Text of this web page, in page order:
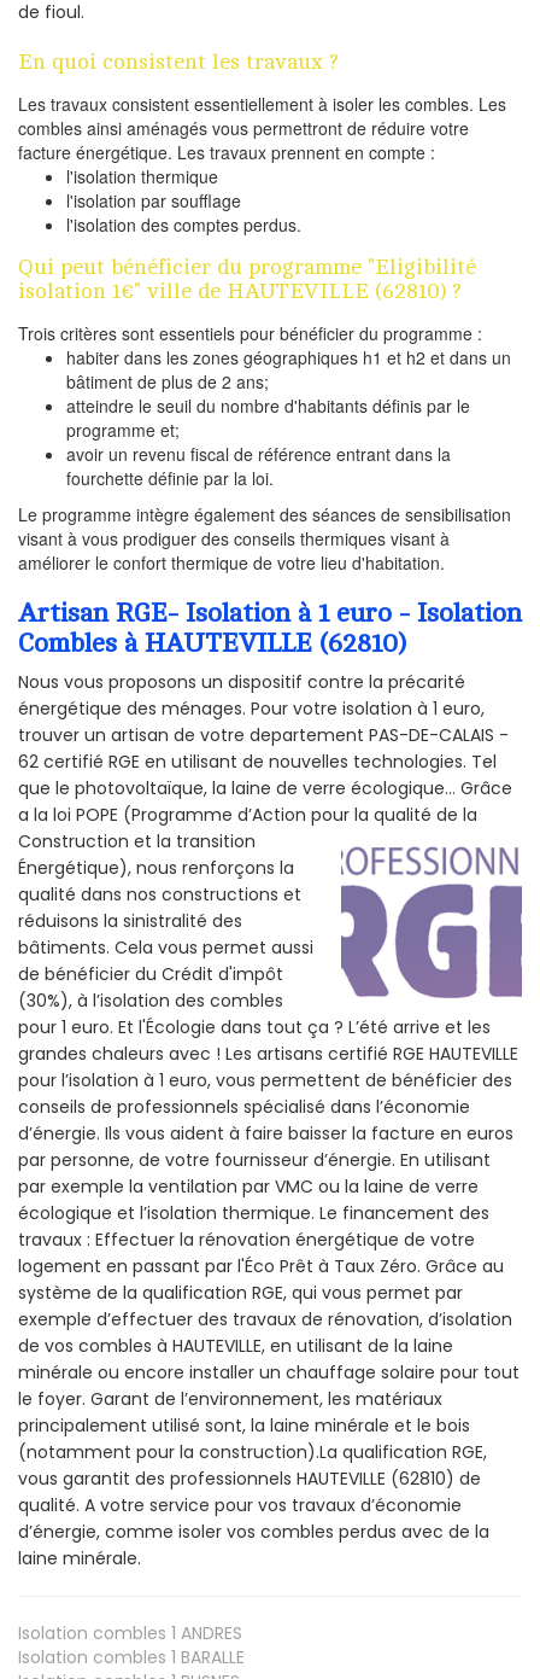
de fioul.
En quoi consistent les travaux ?
Les travaux consistent essentiellement à isoler les combles. Les
combles ainsi aménagés vous permettront de réduire votre
facture énergétique. Les travaux prennent en compte :
l'isolation thermique
l'isolation par soufflage
l'isolation des comptes perdus.
Qui peut bénéficier du programme "Eligibilité
isolation 1€" ville de HAUTEVILLE (62810) ?
Trois critères sont essentiels pour bénéficier du programme :
habiter dans les zones géographiques h1 et h2 et dans un
bâtiment de plus de 2 ans;
atteindre le seuil du nombre d'habitants définis par le
programme et;
avoir un revenu fiscal de référence entrant dans la
fourchette définie par la loi.
Le programme intègre également des séances de sensibilisation
visant à vous prodiguer des conseils thermiques visant à
améliorer le confort thermique de votre lieu d'habitation.
Artisan RGE- Isolation à 1 euro - Isolation
Combles à HAUTEVILLE (62810)
Nous vous proposons un dispositif contre la précarité
énergétique des ménages. Pour votre isolation à 1 euro,
trouver un artisan de votre departement PAS-DE-CALAIS -
62 certifié RGE en utilisant de nouvelles technologies. Tel
que le photovoltaïque, la laine de verre écologique... Grâce
a la loi POPE (Programme d’Action pour la qualité de la
Construction et la transition
Énergétique), nous renforçons la
qualité dans nos constructions et
réduisons la sinistralité des
bâtiments. Cela vous permet aussi
de bénéficier du Crédit d'impôt
(30%), à l’isolation des combles
pour 1 euro. Et l'Écologie dans tout ça ? L’été arrive et les
grandes chaleurs avec ! Les artisans certifié RGE HAUTEVILLE
pour l’isolation à 1 euro, vous permettent de bénéficier des
conseils de professionnels spécialisé dans l’économie
d’énergie. Ils vous aident à faire baisser la facture en euros
par personne, de votre fournisseur d’énergie. En utilisant
par exemple la ventilation par VMC ou la laine de verre
écologique et l’isolation thermique. Le financement des
travaux : Effectuer la rénovation énergétique de votre
logement en passant par l'Éco Prêt à Taux Zéro. Grâce au
système de la qualification RGE, qui vous permet par
exemple d’effectuer des travaux de rénovation, d’isolation
de vos combles à HAUTEVILLE, en utilisant de la laine
minérale ou encore installer un chauffage solaire pour tout
le foyer. Garant de l’environnement, les matériaux
principalement utilisé sont, la laine minérale et le bois
(notamment pour la construction).La qualification RGE,
vous garantit des professionnels HAUTEVILLE (62810) de
qualité. A votre service pour vos travaux d’économie
d’énergie, comme isoler vos combles perdus avec de la
laine minérale.
Isolation combles 1 ANDRES
Isolation combles 1 BARALLE